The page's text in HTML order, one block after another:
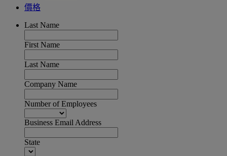
價格
Last Name
First Name
Last Name
Company Name
Number of Employees
Business Email Address
State